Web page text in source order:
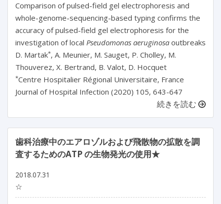
Comparison of pulsed-field gel electrophoresis and
whole-genome-sequencing-based typing confirms the
accuracy of pulsed-field gel electrophoresis for the
investigation of local Pseudomonas aeruginosa outbreaks
D. Martak*, A. Meunier, M. Sauget, P. Cholley, M.
Thouverez, X. Bertrand, B. Valot, D. Hocquet
*Centre Hospitalier Régional Universitaire, France
Journal of Hospital Infection (2020) 105, 643-647
続きを読む
歯科治療中のエアロゾルおよび飛散物の拡散を調
査するためのATP の生物発光の使用★
2018.07.31
☆